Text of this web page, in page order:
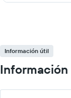
Información útil